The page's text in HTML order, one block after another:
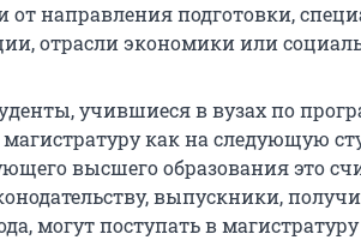
от направления подготовки,
отрасли экономики или
учившиеся в вузах по
магистратуру как на следующую
высшего образования это
выпускники,
могут поступать в